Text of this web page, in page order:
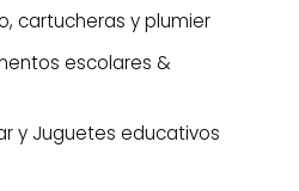
cartucheras y plumier
escolares &
y Juguetes educativos